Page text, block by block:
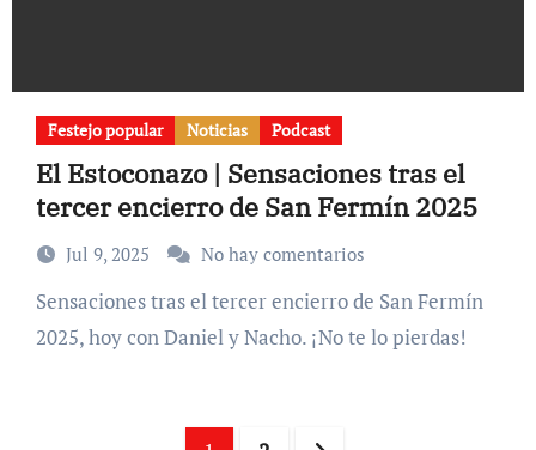
Festejo popular Noticias Podcast
El Estoconazo | Sensaciones tras el
tercer encierro de San Fermín 2025
Jul 9, 2025 No hay comentarios
Sensaciones tras el tercer encierro de San Fermín
2025, hoy con Daniel y Nacho. ¡No te lo pierdas!